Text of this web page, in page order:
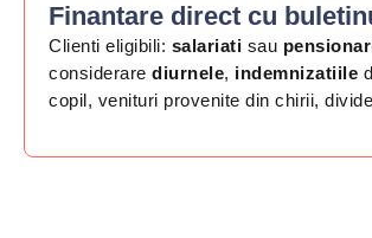
Finantare direct cu
Clienti eligibili: salariati sau
considerare diurnele, indemnizatiile
copil, venituri provenite din chirii,